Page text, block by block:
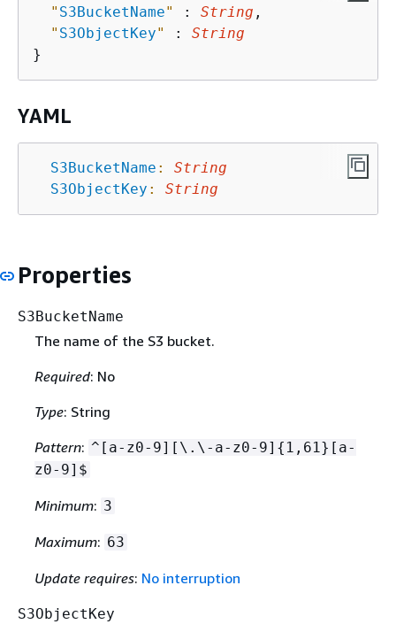
" S3BucketName" : String ,
" S3ObjectKey" : String
YAML
S3BucketName :
String
S3ObjectKey : String
Properties
S3BucketName
The name of the S3 bucket.
Required: No
Type: String
Pattern: ^[a-z0-9][\.\-a-z0-9] { 1,61}[a-
z0-9]$
Minimum: 3
Maximum: 63
Update requires: No interruption
S3ObjectKey